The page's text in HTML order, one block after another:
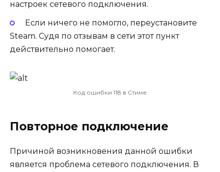
настроек сетевого подключения.
Если ничего не помогло, переустановите
Steam. Судя по отзывам в сети этот пункт
действительно помогает.
Код ошибки 118 в Стиме
Повторное подключение
Причиной возникновения данной ошибки
является проблема сетевого подключения. В